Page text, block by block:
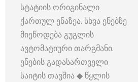
სტატიის ორიგინალი
ქართულ ენაზეა. სხვა ენებზე
მიეწოდება გუგლის
ავტომატიური თარგმანი.
ენების გადასართველი
საიტის თავშია ◆ წყლის